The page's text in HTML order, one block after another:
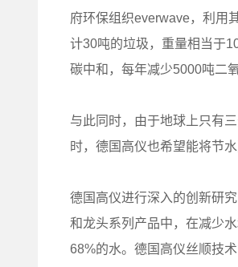
府环保组织everwave，利用
计30吨的垃圾，重量相当于
碳中和，每年减少5000吨二
与此同时，由于地球上只有
时，德国高仪也希望能将节
德国高仪进行深入的创新研
和龙头系列产品中，在减少
68%的水。德国高仪丝顺技